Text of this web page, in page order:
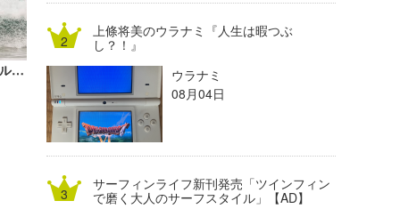
フローレンスとメディーナR3へ。ウィルコはレース脱落。MEOリップ・カール・プロ・ポルトガル
喜納海人
KID
KOBU
KY
MIN
mitz
OYZ
上條将美のウラナミ『人生は暇つぶ
し？！』
ウラナミ
08月04日
サーフィンライフ新刊発売「ツインフィン
で磨く大人のサーフスタイル」【AD】